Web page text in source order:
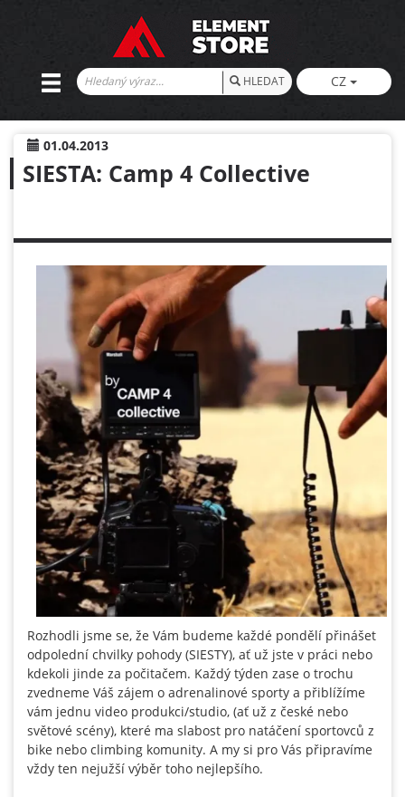
HLEDAT CZ
SIESTA: Camp 4 Collective
01.04.2013
Rozhodli jsme se, že Vám budeme každé pondělí přinášet
odpolední chvilky pohody (SIESTY), ať už jste v práci nebo
kdekoli jinde za počitačem. Každý týden zase o trochu
zvedneme Váš zájem o adrenalinové sporty a přiblížíme
vám jednu video produkci/studio, (ať už z české nebo
světové scény), které ma slabost pro natáčení sportovců z
bike nebo climbing komunity. A my si pro Vás připravíme
vždy ten nejužší výběr toho nejlepšího.